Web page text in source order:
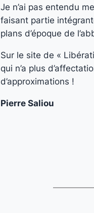
Je n’ai pas entendu
faisant partie
plans d’époque de
Sur le site de «
qui n’a plus
d’approximations !
Pierre Saliou